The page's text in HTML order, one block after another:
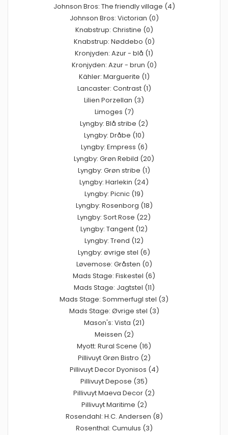
Johnson Bros: The friendly village (4)
Johnson Bros: Victorian (0)
Knabstrup: Christine (0)
Knabstrup: Nøddebo (0)
Kronjyden: Azur - blå (1)
Kronjyden: Azur - brun (0)
Kähler: Marguerite (1)
Lancaster: Contrast (1)
Lilien Porzellan (3)
Limoges (7)
Lyngby: Blå stribe (2)
Lyngby: Dråbe (10)
Lyngby: Empress (6)
Lyngby: Grøn Rebild (20)
Lyngby: Grøn stribe (1)
Lyngby: Harlekin (24)
Lyngby: Picnic (19)
Lyngby: Rosenborg (18)
Lyngby: Sort Rose (22)
Lyngby: Tangent (12)
Lyngby: Trend (12)
Lyngby: øvrige stel (6)
Løvemose: Gråsten (0)
Mads Stage: Fiskestel (6)
Mads Stage: Jagtstel (11)
Mads Stage: Sommerfugl stel (3)
Mads Stage: Øvrige stel (3)
Mason's: Vista (21)
Meissen (2)
Myott: Rural Scene (16)
Pillivuyt Grøn Bistro (2)
Pillivuyt Decor Dyonisos (4)
Pillivuyt Depose (35)
Pillivuyt Maeva Decor (2)
Pillivuyt Maritime (2)
Rosendahl: H.C. Andersen (8)
Rosenthal: Cumulus (3)